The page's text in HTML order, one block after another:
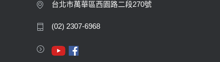
台北市萬華區西園路二段270號
(02) 2307-6968